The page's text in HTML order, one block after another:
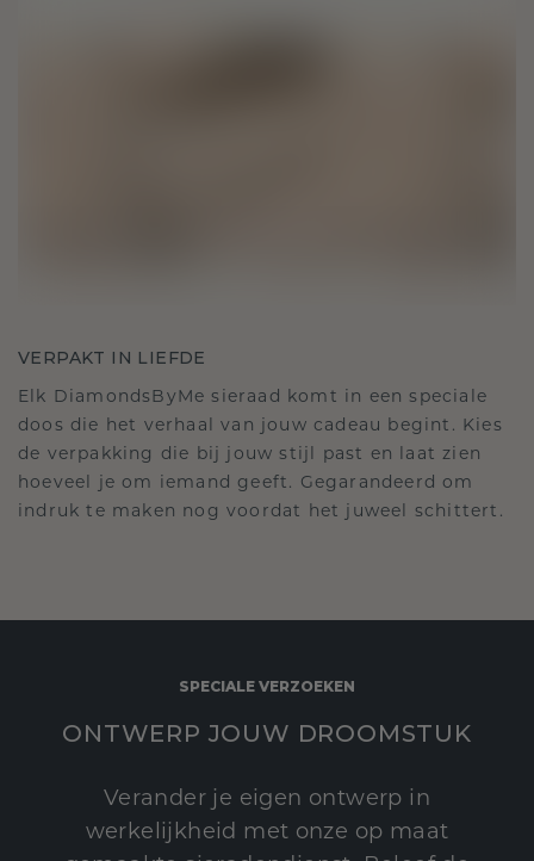
VERPAKT IN LIEFDE
Elk DiamondsByMe sieraad komt in een speciale
doos die het verhaal van jouw cadeau begint. Kies
de verpakking die bij jouw stijl past en laat zien
hoeveel je om iemand geeft. Gegarandeerd om
indruk te maken nog voordat het juweel schittert.
SPECIALE VERZOEKEN
ONTWERP JOUW DROOMSTUK
Verander je eigen ontwerp in
werkelijkheid met onze op maat